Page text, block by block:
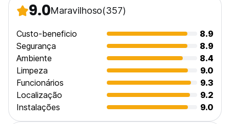
9.0Maravilhoso(357)
Custo-beneficio
8.9
Segurança
8.9
Ambiente
8.4
Limpeza
9.0
Funcionários
9.3
Localização
9.2
Instalações
9.0